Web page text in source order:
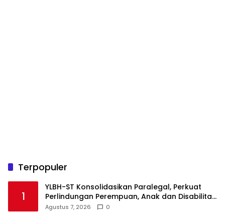
Terpopuler
1
YLBH-ST Konsolidasikan Paralegal, Perkuat
Perlindungan Perempuan, Anak dan Disabilitas
Agustus 7, 2026 0